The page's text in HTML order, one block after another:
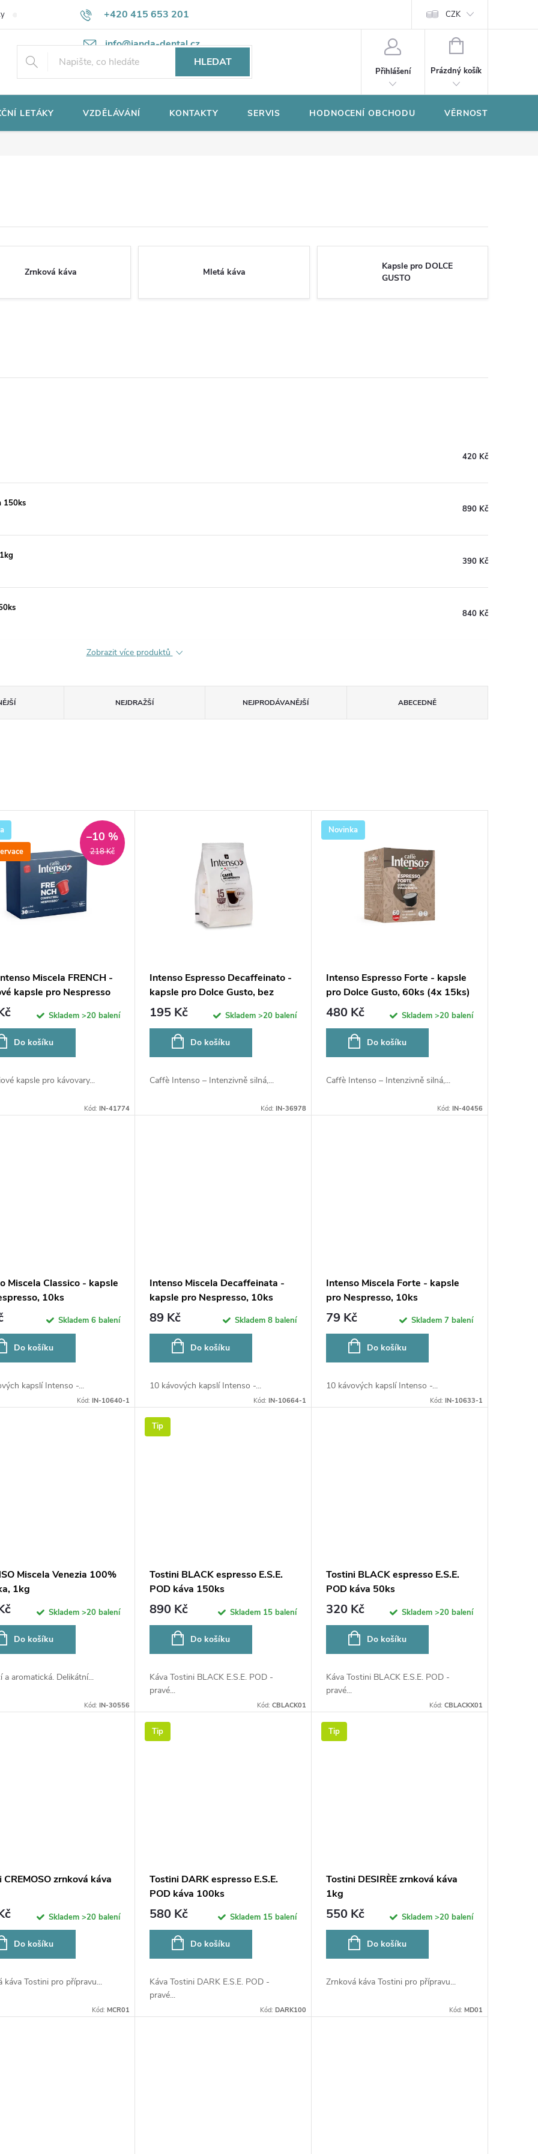
+420 415 653 201
info@janda-dental.cz
Potřebujete poradit? Ochrana osobních údajů CZK
HLEDAT
Přihlášení
NÁKUPNÍ
Prázdný košík
LETÁKY VZDĚLÁVÁNÍ KONTAKTY SERVIS HODNOCENÍ OBCHODU VĚRNOSTNÍ
Zrnková káva Mletá káva
Kapsle pro DOLCE
GUSTO
420 Kč
150ks
890 Kč
390 Kč
840 Kč
Zobrazit více produktů
NEJDRAŽŠÍ NEJPRODÁVANĚJŠÍ ABECEDNĚ
218 Kč
–10 %
Miscela FRENCH -
kapsle pro Nespresso
Skladem >20 balení
Do košíku
kapsle pro kávovary...
Kód: IN-41774
Intenso Espresso Decaffeinato -
kapsle pro Dolce Gusto, bez
kofeinu, 15ks
195 Kč Skladem >20 balení
Do košíku
Caffè Intenso – Intenzivně silná,...
Kód: IN-36978
Novinka
Intenso Espresso Forte - kapsle
pro Dolce Gusto, 60ks (4x 15ks)
480 Kč Skladem >20 balení
Do košíku
Caffè Intenso – Intenzivně silná,...
Kód: IN-40456
Miscela Classico - kapsle
10ks
Skladem 6 balení
Do košíku
kapslí Intenso -...
Kód: IN-10640-1
Intenso Miscela Decaffeinata -
kapsle pro Nespresso, 10ks
89 Kč Skladem 8 balení
Do košíku
10 kávových kapslí Intenso -...
Kód: IN-10664-1
Intenso Miscela Forte - kapsle
pro Nespresso, 10ks
79 Kč Skladem 7 balení
Do košíku
10 kávových kapslí Intenso -...
Kód: IN-10633-1
Miscela Venezia 100%
1kg
Skladem >20 balení
Do košíku
a aromatická. Delikátní...
Kód: IN-30556
Tip
Tostini BLACK espresso E.S.E.
POD káva 150ks
890 Kč Skladem 15 balení
Do košíku
Káva Tostini BLACK E.S.E. POD -
pravé...
Kód: CBLACK01
Tostini BLACK espresso E.S.E.
POD káva 50ks
320 Kč Skladem >20 balení
Do košíku
Káva Tostini BLACK E.S.E. POD -
pravé...
Kód: CBLACKX01
CREMOSO zrnková káva
Skladem >20 balení
Do košíku
káva Tostini pro přípravu...
Kód: MCR01
Tip
Tostini DARK espresso E.S.E.
POD káva 100ks
580 Kč Skladem 15 balení
Do košíku
Káva Tostini DARK E.S.E. POD -
pravé...
Kód: DARK100
Tip
Tostini DESIRÈE zrnková káva
1kg
550 Kč Skladem >20 balení
Do košíku
Zrnková káva Tostini pro přípravu...
Kód: MD01